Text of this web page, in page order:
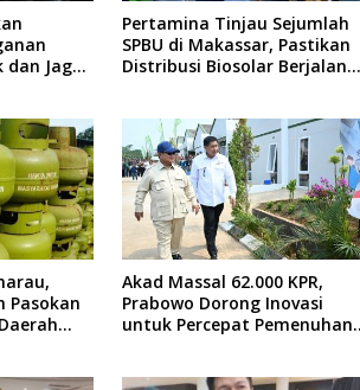
dan Jaga
Pertamina Tinjau Sejumlah
SPBU di Makassar, Pastikan
Distribusi Biosolar Berjalan
Pasokan
Akad Massal 62.000 KPR,
Prabowo Dorong Inovasi
untuk Percepat Pemenuhan